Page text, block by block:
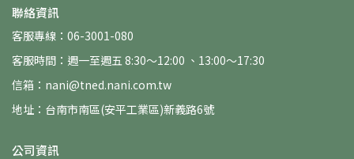
聯絡資訊
客服專線：06-3001-080
客服時間：週一至週五 8:30～12:00 、13:00～17:30
信箱：nani@tned.nani.com.tw
地址：台南市南區(安平工業區)新義路6號
公司資訊